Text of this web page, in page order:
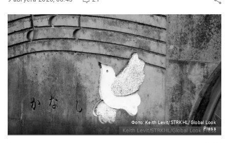
Фото: Keith Levit/STRKHL/Global Look
Press